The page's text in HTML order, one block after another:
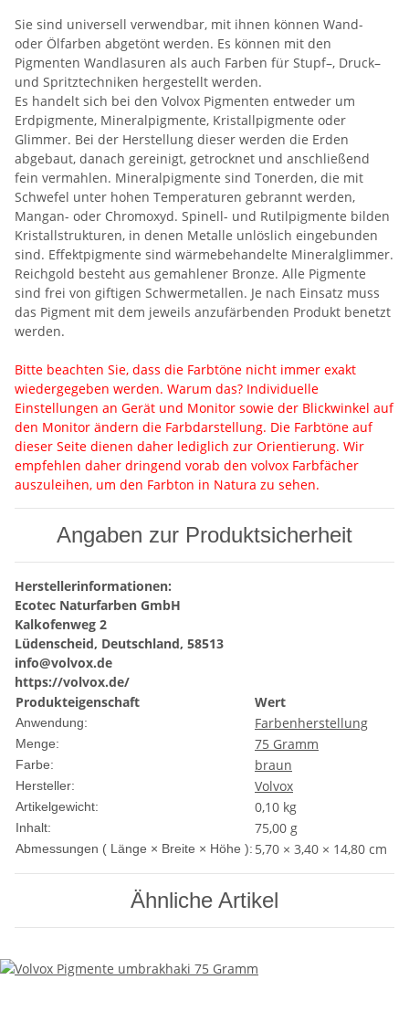
Sie sind universell verwendbar, mit ihnen können Wand-
oder Ölfarben abgetönt werden. Es können mit den
Pigmenten Wandlasuren als auch Farben für Stupf–, Druck–
und Spritztechniken hergestellt werden.
Es handelt sich bei den Volvox Pigmenten entweder um
Erdpigmente, Mineralpigmente, Kristallpigmente oder
Glimmer. Bei der Herstellung dieser werden die Erden
abgebaut, danach gereinigt, getrocknet und anschließend
fein vermahlen. Mineralpigmente sind Tonerden, die mit
Schwefel unter hohen Temperaturen gebrannt werden,
Mangan- oder Chromoxyd. Spinell- und Rutilpigmente bilden
Kristallstrukturen, in denen Metalle unlöslich eingebunden
sind. Effektpigmente sind wärmebehandelte Mineralglimmer.
Reichgold besteht aus gemahlener Bronze. Alle Pigmente
sind frei von giftigen Schwermetallen. Je nach Einsatz muss
das Pigment mit dem jeweils anzufärbenden Produkt benetzt
werden.
Bitte beachten Sie, dass die Farbtöne nicht immer exakt
wiedergegeben werden. Warum das? Individuelle
Einstellungen an Gerät und Monitor sowie der Blickwinkel auf
den Monitor ändern die Farbdarstellung. Die Farbtöne auf
dieser Seite dienen daher lediglich zur Orientierung. Wir
empfehlen daher dringend vorab den volvox Farbfächer
auszuleihen, um den Farbton in Natura zu sehen.
Angaben zur Produktsicherheit
Herstellerinformationen:
Ecotec Naturfarben GmbH
Kalkofenweg 2
Lüdenscheid, Deutschland, 58513
info@volvox.de
https://volvox.de/
Produkteigenschaft
Wert
Anwendung: Farbenherstellung
Menge: 75 Gramm
Farbe: braun
Hersteller: Volvox
Artikelgewicht: 0,10 kg
Inhalt: 75,00 g
Abmessungen ( Länge × Breite × Höhe ): 5,70 × 3,40 × 14,80 cm
Ähnliche Artikel